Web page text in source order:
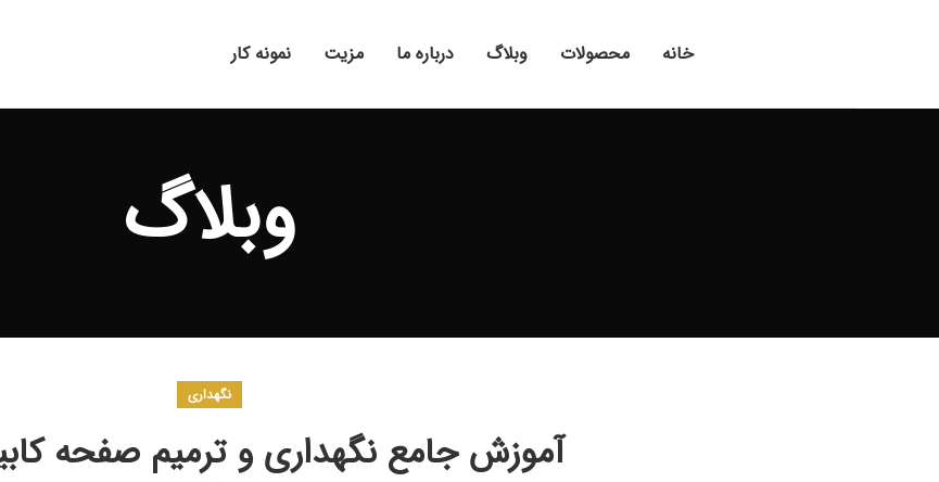
خانه محصولات وبلاگ درباره ما مزیت نمونه کار
وبلاگ
نگهداری
آموزش جامع نگهداری و ترمیم صفحه